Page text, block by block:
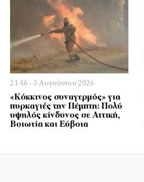
21:46 - 5 Αυγούστου 2026
«Κόκκινος συναγερμός» για
πυρκαγιές την Πέμπτη: Πολύ
υψηλός κίνδυνος σε Αττική,
Βοιωτία και Εύβοια